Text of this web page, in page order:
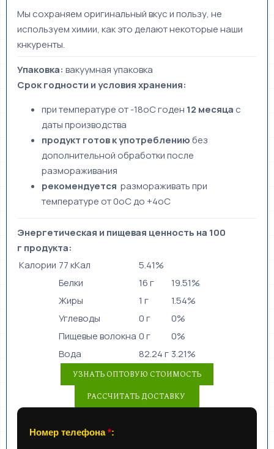
Мы сохраняем оригинальный вкус и пользу, не
используем химии, как это делают некоторые наши
кнкуренты.
Упаковка: вакуумная упаковка
Срок годности и условия хранения:
при температуре от -18оС годен 12 месяца с
даты производства
продукт готов к употреблениюбез
дополнительной обработки после
размораживания
рекомендуется размораживать при
температуре от 0оС до +4оС
Энергетическая и пищевая ценность на 100
г продукта:
Калории 77 кКал
5.41%
Белки
16 г
19.51%
Жиры
1 г
1.54%
Углеводы
0 г
0%
Пищевые волокна 0 г
0%
Вода
82.24 г 3.21%
Номер телефона*: